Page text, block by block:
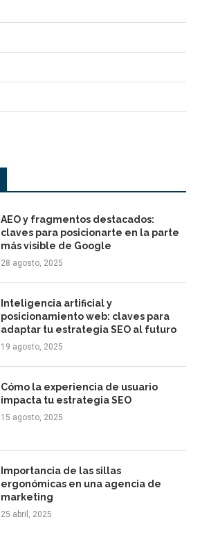
AEO y fragmentos destacados:
claves para posicionarte en la parte
más visible de Google
28 agosto, 2025
Inteligencia artificial y
posicionamiento web: claves para
adaptar tu estrategia SEO al futuro
19 agosto, 2025
Cómo la experiencia de usuario
impacta tu estrategia SEO
15 agosto, 2025
Importancia de las sillas
ergonómicas en una agencia de
marketing
25 abril, 2025